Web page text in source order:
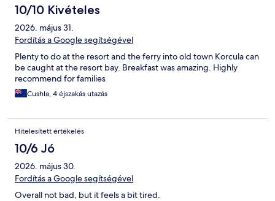
10/10 Kivételes
2026. május 31.
Fordítás a Google segítségével
Plenty to do at the resort and the ferry into old town Korcula can
be caught at the resort bay. Breakfast was amazing. Highly
recommend for families
Cushla, 4 éjszakás utazás
Hitelesített értékelés
10/6 Jó
2026. május 30.
Fordítás a Google segítségével
Overall not bad, but it feels a bit tired.